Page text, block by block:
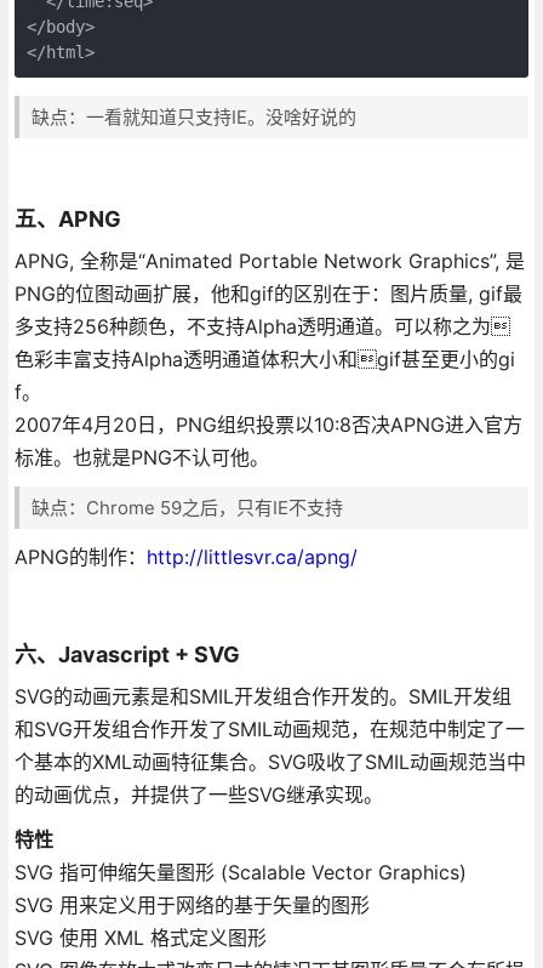
</body>
</html>
缺点：一看就知道只支持IE。没啥好说的
五、APNG
APNG, 全称是“Animated Portable Network Graphics”, 是
PNG的位图动画扩展，他和gif的区别在于：图片质量, gif最
多支持256种颜色，不支持Alpha透明通道。可以称之为
色彩丰富支持Alpha透明通道体积大小和gif甚至更小的gi
f。
2007年4月20日，PNG组织投票以10:8否决APNG进入官方
标准。也就是PNG不认可他。
缺点：Chrome 59之后，只有IE不支持
APNG的制作： http://littlesvr.ca/apng/
六、Javascript + SVG
SVG的动画元素是和SMIL开发组合作开发的。SMIL开发组
和SVG开发组合作开发了SMIL动画规范，在规范中制定了一
个基本的XML动画特征集合。SVG吸收了SMIL动画规范当中
的动画优点，并提供了一些SVG继承实现。
特性
SVG 指可伸缩矢量图形 (Scalable Vector Graphics)
SVG 用来定义用于网络的基于矢量的图形
SVG 使用 XML 格式定义图形